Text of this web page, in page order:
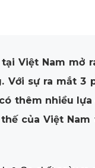
Việt Nam mở
Với sự ra mắt 3
thêm nhiều
của Việt Nam